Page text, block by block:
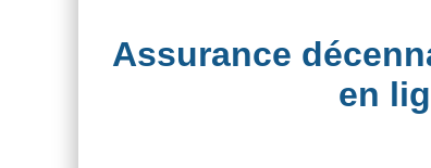
Assurance
en